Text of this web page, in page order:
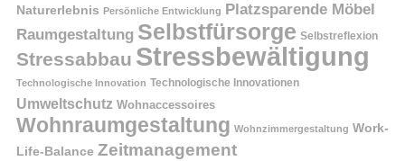
Naturerlebnis Persönliche Entwicklung Platzsparende Möbel
Raumgestaltung Selbstfürsorge Selbstreflexion
Stressabbau Stressbewältigung
Technologische Innovation Technologische Innovationen
Umweltschutz Wohnaccessoires
Wohnraumgestaltung Wohnzimmergestaltung Work-
Life-Balance Zeitmanagement